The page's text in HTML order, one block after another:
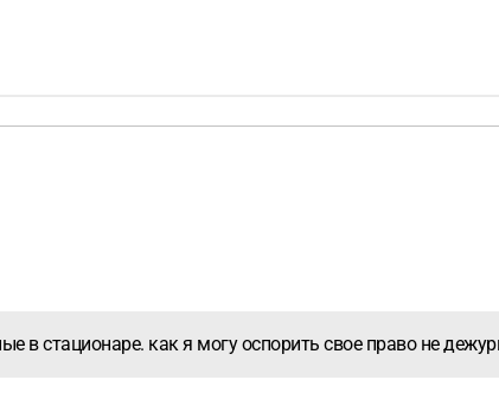
в стационаре. как я могу оспорить свое право не